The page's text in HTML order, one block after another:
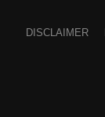
DISCLAIMER